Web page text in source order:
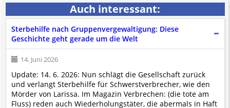
Spielraum für das sog. "Richterrecht", welches alleine aufgrund
schwammiger Gesetze gewisse Parteien bevorzugen kann.
Wir verweisen hiermit auf denAusschluss der Verantwortlichkeit bei
und betonen ausdrücklich, dass wir die im Abs. 1 des § 17 ECG
genannte Überprüfung etwaiger Rechtswidrigkeit im verlinkten Inhalt
nicht immer gewährleisten können.
Die Betreiber und die Autoren dieser Website sind weder Juristen, noch
beschäftigen sie solche, dürfen und können daherkeine
Rechtsgutachten über externen Contenterstellen.
Der Pflicht gem. Abs. 2, § 17 ECG kommen wir erst nach Einlangen
Auch interessant:
Sterbehilfe nach Gruppenvergewaltigung: Diese
Geschichte geht gerade um die Welt
14. Juni 2026
Update: 14. 6. 2026: Nun schlägt die Gesellschaft zurück
und verlangt Sterbehilfe für Schwerstverbrecher, wie den
Mörder von Larissa. Im Magazin Verbrechen: (die tote am
Fluss) reden auch Wiederholungstäter, die abermals in Haft